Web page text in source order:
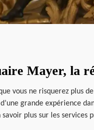
Mayer, la
vous ne risquerez
grande expérience
savoir plus sur les